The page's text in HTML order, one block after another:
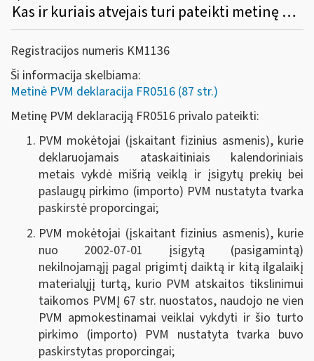
Kas ir kuriais atvejais turi pateikti metinę PVM deklaraciją (forma FR0516)?
Registracijos numeris KM1136
Ši informacija skelbiama:
Metinė PVM deklaracija FR0516 (87 str.)
Metinę PVM deklaraciją FR0516 privalo pateikti:
PVM mokėtojai (įskaitant fizinius asmenis), kurie
deklaruojamais ataskaitiniais kalendoriniais
metais vykdė mišrią veiklą ir įsigytų prekių bei
paslaugų pirkimo (importo) PVM nustatyta tvarka
paskirstė proporcingai;
PVM mokėtojai (įskaitant fizinius asmenis), kurie
nuo 2002-07-01 įsigytą (pasigamintą)
nekilnojamąjį pagal prigimtį daiktą ir kitą ilgalaikį
materialųjį turtą, kurio PVM atskaitos tikslinimui
taikomos PVMĮ 67 str. nuostatos, naudojo ne vien
PVM apmokestinamai veiklai vykdyti ir šio turto
pirkimo (importo) PVM nustatyta tvarka buvo
paskirstytas proporcingai;